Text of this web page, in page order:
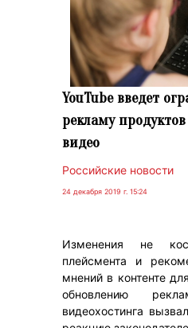
YouTube введет
рекламу
видео
Российские новости
24 декабря 2019 г. 15:24
Изменения не
плейсмента и
мнений в контенте
обновлению
видеохостинга